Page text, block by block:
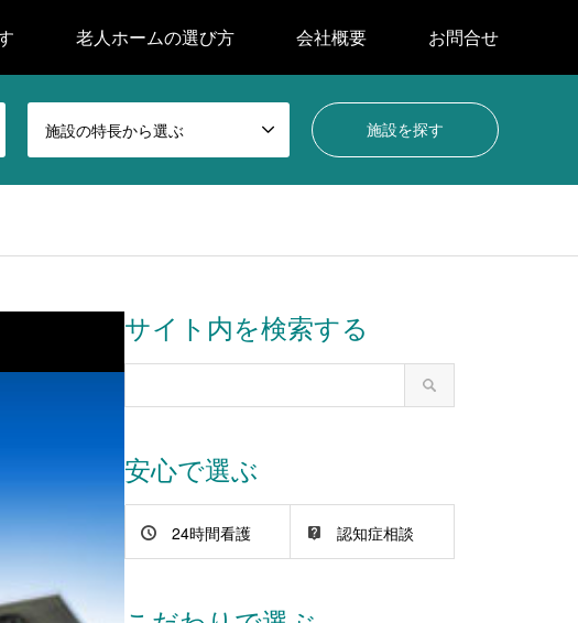
老人ホームの選び方 会社概要 お問合せ
施設の特長から選ぶ
サイト内を検索する
安心で選ぶ
24時間看護 認知症相談